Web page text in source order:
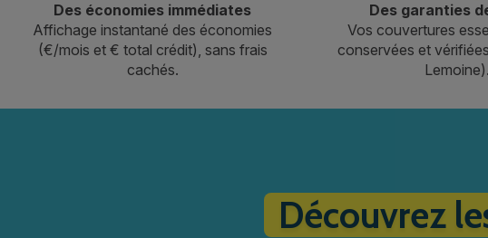
Des économies immédiates
Affichage instantané des économies
(€/mois et € total crédit), sans frais
cachés.
Des garanties
Vos couvertures
conservées et
Lemoine).
Découvrez